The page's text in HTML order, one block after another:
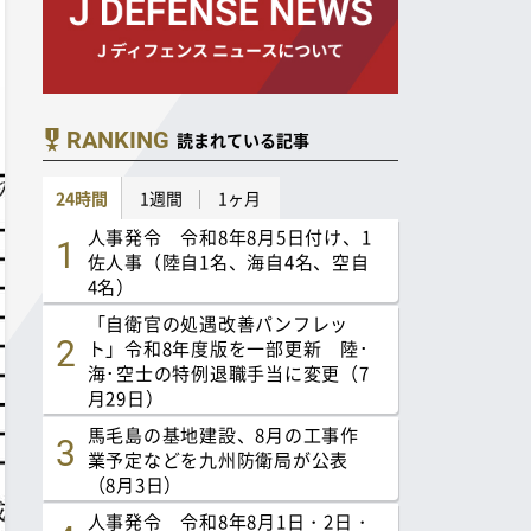
RANKING 読まれている記事
24時間 1週間 1ヶ月
人事発令 令和8年8月5日付け、1
佐人事（陸自1名、海自4名、空自
4名）
「自衛官の処遇改善パンフレッ
ト」令和8年度版を一部更新 陸･
海･空士の特例退職手当に変更（7
月29日）
馬毛島の基地建設、8月の工事作
業予定などを九州防衛局が公表
（8月3日）
人事発令 令和8年8月1日・2日・